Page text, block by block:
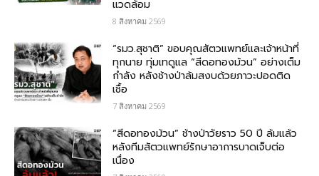
แวดล้อม
8 สิงหาคม 2569
“รมว.สุชาติ” ขอบคุณสัตวแพทย์และเจ้าหน้าที่
ทุกนาย ทุ่มเทดูแล “สีดอทองม้วน” อย่างเต็ม
กำลัง หลังช้างป่าล้มสงบด้วยภาวะปอดติด
เชื้อ
7 สิงหาคม 2569
“สีดอทองม้วน” ช้างป่าวัยราว 50 ปี ล้มแล้ว
หลังทีมสัตวแพทย์รักษาอาการบาดเจ็บต่อ
เนื่อง